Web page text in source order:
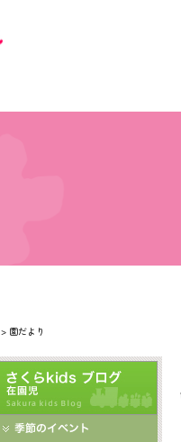
> 園だより